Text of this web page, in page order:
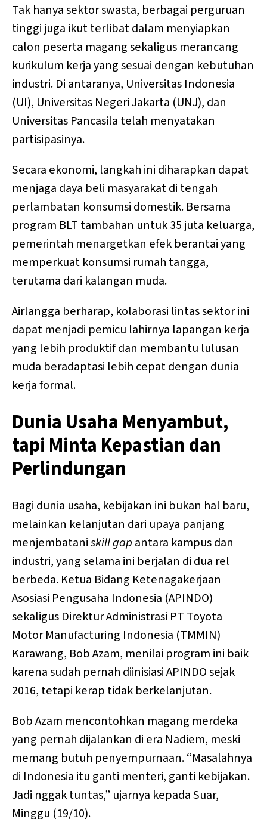
Tak hanya sektor swasta, berbagai perguruan
tinggi juga ikut terlibat dalam menyiapkan
calon peserta magang sekaligus merancang
kurikulum kerja yang sesuai dengan kebutuhan
industri. Di antaranya, Universitas Indonesia
(UI), Universitas Negeri Jakarta (UNJ), dan
Universitas Pancasila telah menyatakan
partisipasinya.
Secara ekonomi, langkah ini diharapkan dapat
menjaga daya beli masyarakat di tengah
perlambatan konsumsi domestik. Bersama
program BLT tambahan untuk 35 juta keluarga,
pemerintah menargetkan efek berantai yang
memperkuat konsumsi rumah tangga,
terutama dari kalangan muda.
Airlangga berharap, kolaborasi lintas sektor ini
dapat menjadi pemicu lahirnya lapangan kerja
yang lebih produktif dan membantu lulusan
muda beradaptasi lebih cepat dengan dunia
kerja formal.
Dunia Usaha Menyambut,
tapi Minta Kepastian dan
Perlindungan
Bagi dunia usaha, kebijakan ini bukan hal baru,
melainkan kelanjutan dari upaya panjang
menjembataniskill gap antara kampus dan
industri, yang selama ini berjalan di dua rel
berbeda. Ketua Bidang Ketenagakerjaan
Asosiasi Pengusaha Indonesia (APINDO)
sekaligus Direktur Administrasi PT Toyota
Motor Manufacturing Indonesia (TMMIN)
Karawang, Bob Azam, menilai program ini baik
karena sudah pernah diinisiasi APINDO sejak
2016, tetapi kerap tidak berkelanjutan.
Bob Azam mencontohkan magang merdeka
yang pernah dijalankan di era Nadiem, meski
memang butuh penyempurnaan. “Masalahnya
di Indonesia itu ganti menteri, ganti kebijakan.
Jadi nggak tuntas,” ujarnya kepada Suar,
Minggu (19/10).